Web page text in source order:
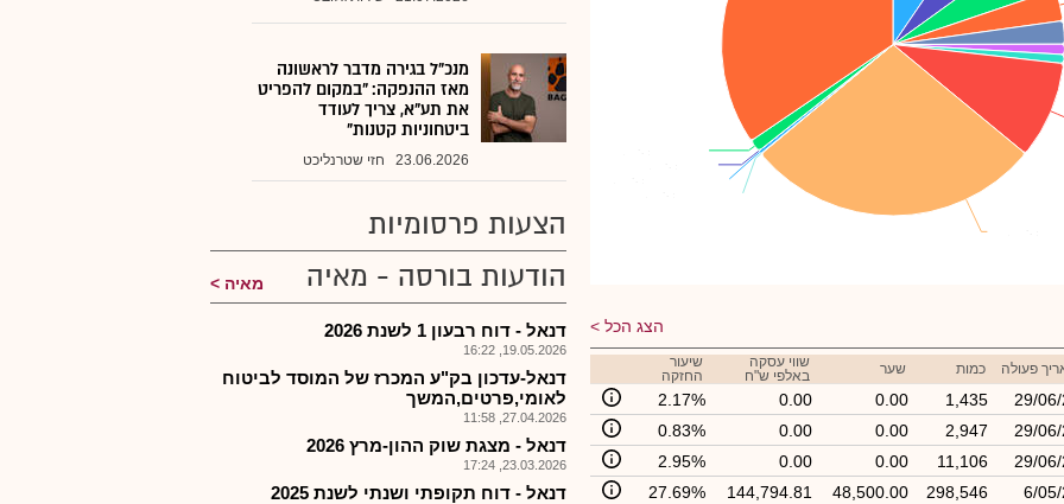
הצג הכל
פעולה כמות שער
שווי עסקה
באלפי ש"ח
שיעור
החזקה
29/
1,435
0.00
0.00
2.17%
29/
2,947
0.00
0.00
0.83%
29/
11,106
0.00
0.00
2.95%
6/
298,546
48,500.00
144,794.81
27.69%
מנכ"ל בגירה מדבר לראשונה
מאז ההנפקה: "במקום להפריט
את תע"א, צריך לעודד
ביטחוניות קטנות"
23.06.2026 חזי שטרנליכט
הצעות פרסומיות
הודעות בורסה - מאיה
מאיה
דנאל - דוח רבעון 1 לשנת 2026
19.05.2026, 16:22
דנאל-עדכון בק"ע המכרז של המוסד לביטוח
לאומי,פרטים,המשך
27.04.2026, 11:58
דנאל - מצגת שוק ההון-מרץ 2026
23.03.2026, 17:24
דנאל - דוח תקופתי ושנתי לשנת 2025